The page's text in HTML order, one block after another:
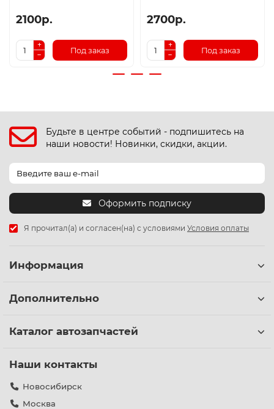
2100р.
Под заказ
2700р.
Под заказ
Будьте в центре событий - подпишитесь на
наши новости! Новинки, скидки, акции.
Оформить подписку
Я прочитал(а) и согласен(на) с условиями Условия оплаты
Информация
Дополнительно
Каталог автозапчастей
Наши контакты
Новосибирск
Москва